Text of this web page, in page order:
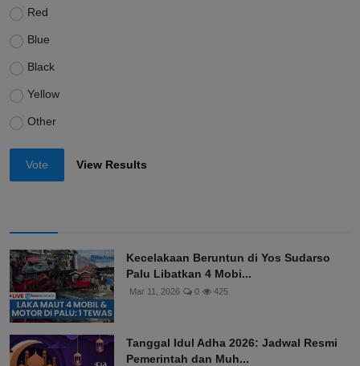
Red
Blue
Black
Yellow
Other
Vote View Results
Kecelakaan Beruntun di Yos Sudarso
Palu Libatkan 4 Mobi...
Mar 11, 2026 0 425
Tanggal Idul Adha 2026: Jadwal Resmi
Pemerintah dan Muh...